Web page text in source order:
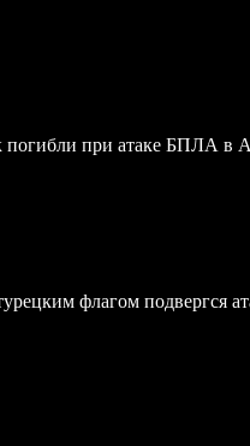
погибли при атаке БПЛА в
флагом подвергся